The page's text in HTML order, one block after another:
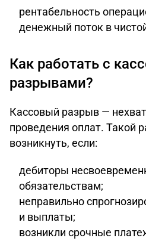
рентабельность
денежный поток в
Как работать с
разрывами?
Кассовый разрыв —
проведения оплат. Такой
возникнуть, если:
дебиторы
обязательствам;
неправильно
и выплаты;
возникли срочные